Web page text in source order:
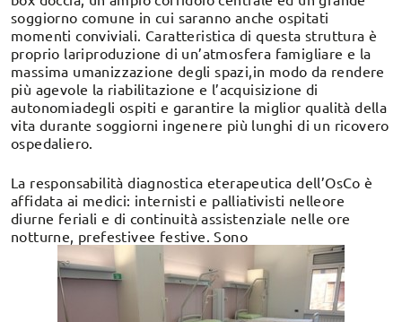
soggiorno comune in cui saranno anche ospitati
momenti conviviali. Caratteristica di questa struttura è
proprio lariproduzione di un’atmosfera famigliare e la
massima umanizzazione degli spazi,in modo da rendere
più agevole la riabilitazione e l’acquisizione di
autonomiadegli ospiti e garantire la miglior qualità della
vita durante soggiorni ingenere più lunghi di un ricovero
ospedaliero.
La responsabilità diagnostica eterapeutica dell’OsCo è
affidata ai medici: internisti e palliativisti nelleore
diurne feriali e di continuità assistenziale nelle ore
notturne, prefestivee festive. Sono